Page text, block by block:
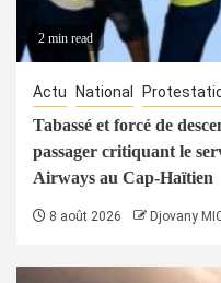
2 min read
Actu National
Tabassé et forcé de
passager critiquant le
Airways au Cap-Haïtien
8 août 2026 Djovany